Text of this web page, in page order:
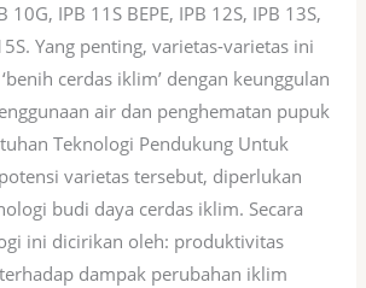
10G, IPB 11S BEPE, IPB 12S, IPB 13S,
Yang penting, varietas-varietas ini
cerdas iklim’ dengan keunggulan
air dan penghematan pupuk
Teknologi Pendukung Untuk
varietas tersebut, diperlukan
budi daya cerdas iklim. Secara
ini dicirikan oleh: produktivitas
dampak perubahan iklim